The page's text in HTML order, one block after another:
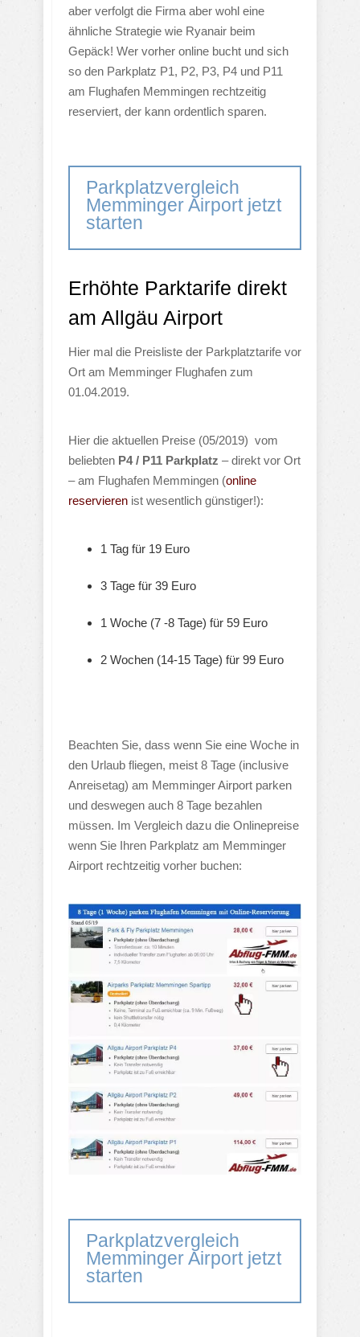
aber verfolgt die Firma aber wohl eine
ähnliche Strategie wie Ryanair beim
Gepäck! Wer vorher online bucht und sich
so den Parkplatz P1, P2, P3, P4 und P11
am Flughafen Memmingen rechtzeitig
reserviert, der kann ordentlich sparen.
Parkplatzvergleich
Memminger Airport jetzt
starten
Erhöhte Parktarife direkt
am Allgäu Airport
Hier mal die Preisliste der Parkplatztarife vor
Ort am Memminger Flughafen zum
01.04.2019.
Hier die aktuellen Preise (05/2019) vom
beliebten P4 / P11 Parkplatz – direkt vor Ort
– am Flughafen Memmingen (online
reservieren ist wesentlich günstiger!):
1 Tag für 19 Euro
3 Tage für 39 Euro
1 Woche (7 -8 Tage) für 59 Euro
2 Wochen (14-15 Tage) für 99 Euro
Beachten Sie, dass wenn Sie eine Woche in
den Urlaub fliegen, meist 8 Tage (inclusive
Anreisetag) am Memminger Airport parken
und deswegen auch 8 Tage bezahlen
müssen. Im Vergleich dazu die Onlinepreise
wenn Sie Ihren Parkplatz am Memminger
Airport rechtzeitig vorher buchen:
Parkplatzvergleich
Memminger Airport jetzt
starten